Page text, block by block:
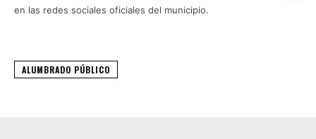
en las redes sociales oficiales del municipio.
ALUMBRADO PÚBLICO